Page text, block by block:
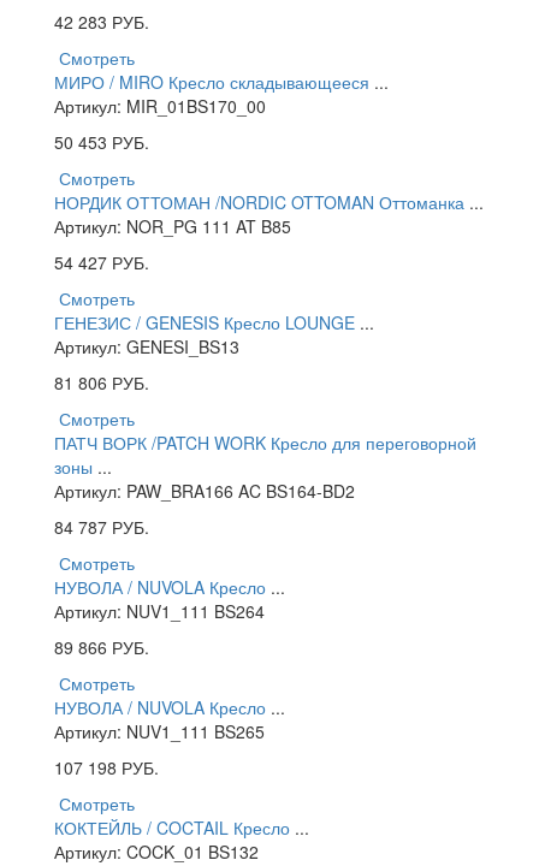
42 283 РУБ.
Смотреть
МИРО / MIRO Кресло складывающееся ...
Артикул: MIR_01BS170_00
50 453 РУБ.
Смотреть
НОРДИК ОТТОМАН /NORDIC OTTOMAN Оттоманка ...
Артикул: NOR_PG 111 AT B85
54 427 РУБ.
Смотреть
ГЕНЕЗИС / GENESIS Кресло LOUNGE ...
Артикул: GENESI_BS13
81 806 РУБ.
Смотреть
ПАТЧ ВОРК /PATCH WORK Кресло для переговорной
зоны ...
Артикул: PAW_BRA166 AC BS164-BD2
84 787 РУБ.
Смотреть
НУВОЛА / NUVOLA Кресло ...
Артикул: NUV1_111 BS264
89 866 РУБ.
Смотреть
НУВОЛА / NUVOLA Кресло ...
Артикул: NUV1_111 BS265
107 198 РУБ.
Смотреть
КОКТЕЙЛЬ / COCTAIL Кресло ...
Артикул: COCK_01 BS132